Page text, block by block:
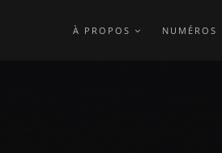
À PROPOS NUMÉROS